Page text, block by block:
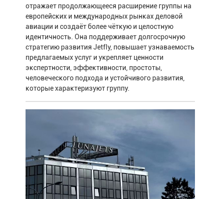
отражает продолжающееся расширение группы на
европейских и международных рынках деловой
авиации и создаёт более чёткую и целостную
идентичность. Она поддерживает долгосрочную
стратегию развития Jetfly, повышает узнаваемость
предлагаемых услуг и укрепляет ценности
экспертности, эффективности, простоты,
человеческого подхода и устойчивого развития,
которые характеризуют группу.